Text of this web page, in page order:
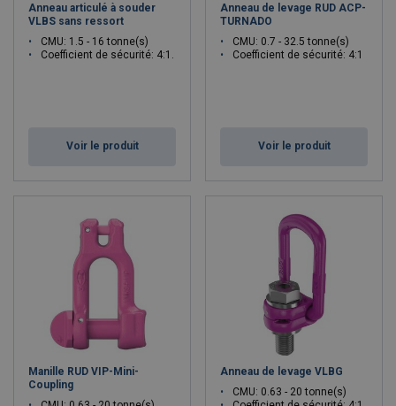
Anneau articulé à souder
VLBS sans ressort
CMU: 1.5 - 16 tonne(s)
Coefficient de sécurité: 4:1.
Voir le produit
Anneau de levage RUD ACP-
TURNADO
CMU: 0.7 - 32.5 tonne(s)
Coefficient de sécurité: 4:1
Voir le produit
Manille RUD VIP-Mini-
Coupling
Anneau de levage VLBG
CMU: 0.63 - 20 tonne(s)